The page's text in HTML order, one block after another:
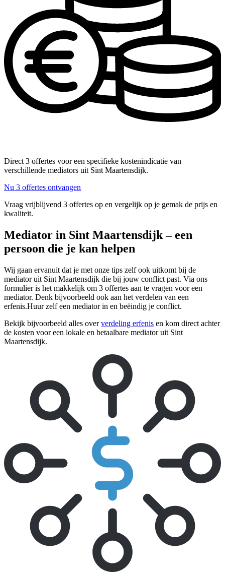
Direct 3 offertes voor een specifieke kostenindicatie van
verschillende mediators uit Sint Maartensdijk.
Nu 3 offertes ontvangen
Vraag vrijblijvend 3 offertes op en vergelijk op je gemak de prijs en
kwaliteit.
Mediator in Sint Maartensdijk – een
persoon die je kan helpen
Wij gaan ervanuit dat je met onze tips zelf ook uitkomt bij de
mediator uit Sint Maartensdijk die bij jouw conflict past. Via ons
formulier is het makkelijk om 3 offertes aan te vragen voor een
mediator. Denk bijvoorbeeld ook aan het verdelen van een
erfenis.Huur zelf een mediator in en beëindig je conflict.
Bekijk bijvoorbeeld alles oververdeling erfenis en kom direct achter
de kosten voor een lokale en betaalbare mediator uit Sint
Maartensdijk.